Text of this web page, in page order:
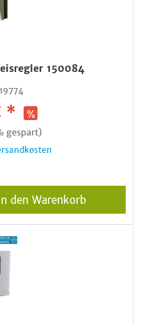
150084
19774
*
gespart)
den Warenkorb